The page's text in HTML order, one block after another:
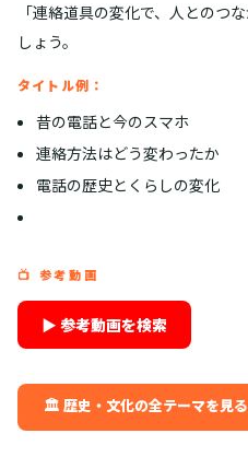
「連絡道具の変化で、人とのつ
しょう。
タイトル例：
昔の電話と今のスマホ
連絡方法はどう変わったか
電話の歴史とくらしの変化
📺 参考動画
▶ 参考動画を検索
🏛️ 歴史・文化の全テーマを見る